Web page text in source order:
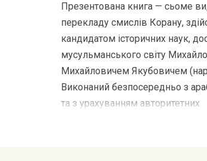
Презентована книга — cьоме
перекладу смислів Корану,
кандидатом історичних наук,
мусульманського світу
Михайловичем Якубовичем
Виконаний безпосередньо з
та з урахуванням авторитетних